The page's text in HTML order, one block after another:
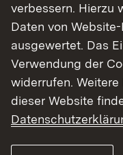
Soziale Medien
verbessern. Hierzu
Daten von
ausgewertet. Das
Verwendung der
widerrufen.
dieser Website